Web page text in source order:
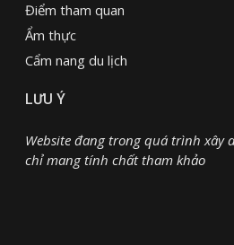
Điểm tham quan
Ẩm thực
Cẩm nang du lịch
LƯU Ý
Website đang trong quá trình xây
chỉ mang tính chất tham khảo